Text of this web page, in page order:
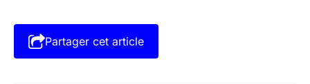
Partager cet article